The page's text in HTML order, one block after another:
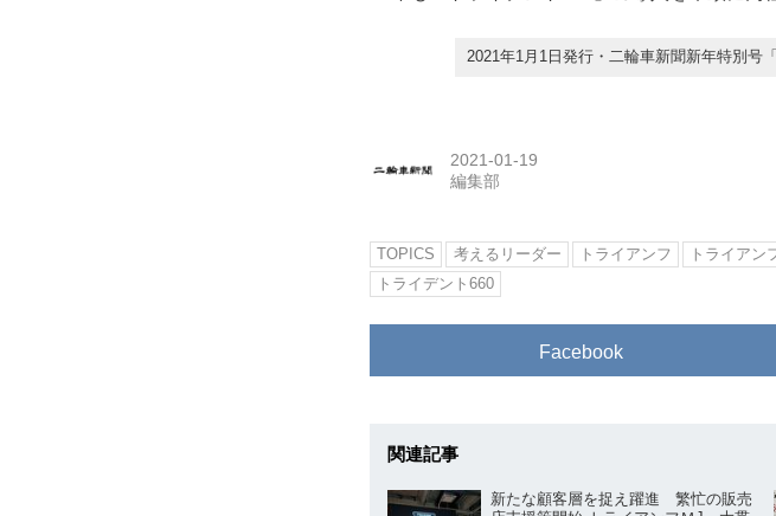
2021年1月1日発行・二輪車新聞新年特別号
2021-01-19
編集部
TOPICS 考えるリーダー トライアンフ トライアン
トライデント660
Facebook
関連記事
新たな顧客層を捉え躍進 繁忙の販売